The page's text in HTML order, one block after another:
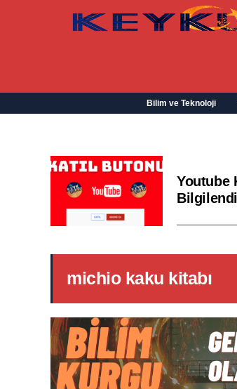
Bilim ve Teknoloji
Youtube
michio kaku kitabı